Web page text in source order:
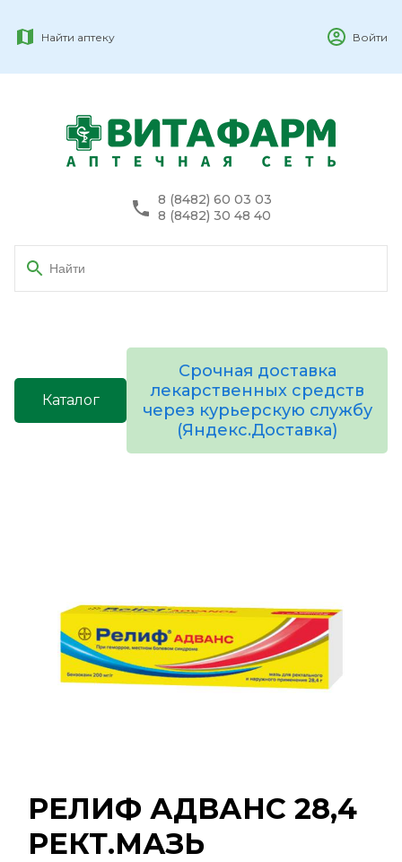
Найти аптеку Войти
8 (8482) 60 03 03
8 (8482) 30 48 40
Каталог
Срочная доставка
лекарственных средств
через курьерскую службу
(Яндекс.Доставка)
РЕЛИФ АДВАНС 28,4
РЕКТ.МАЗЬ